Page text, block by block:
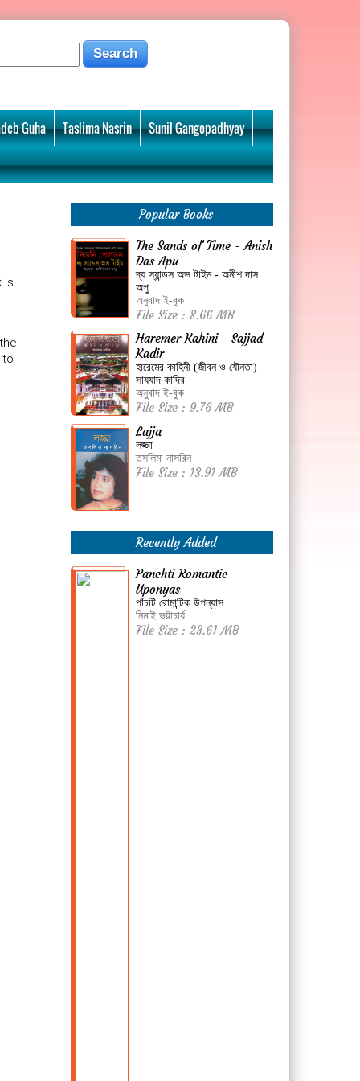
Guha Taslima Nasrin Sunil Gangopadhyay
is
to
Popular Books
The Sands of Time - Anish
Das Apu
দ্য স্যান্ডস অভ টাইম - অনীশ দাস
অপু
অনুবাদ ই-বুক
File Size : 8.66 MB
Haremer Kahini - Sajjad
Kadir
হারেমের কাহিনী (জীবন ও যৌনতা) -
সাযযাদ কাদির
অনুবাদ ই-বুক
File Size : 9.76 MB
Lajja
লজ্জা
তসলিমা নাসরিন
File Size : 13.91 MB
Recently Added
Panchti Romantic
Uponyas
পাঁচটি রোমান্টিক উপন্যাস
নিমাই ভট্টাচার্য
File Size : 23.61 MB